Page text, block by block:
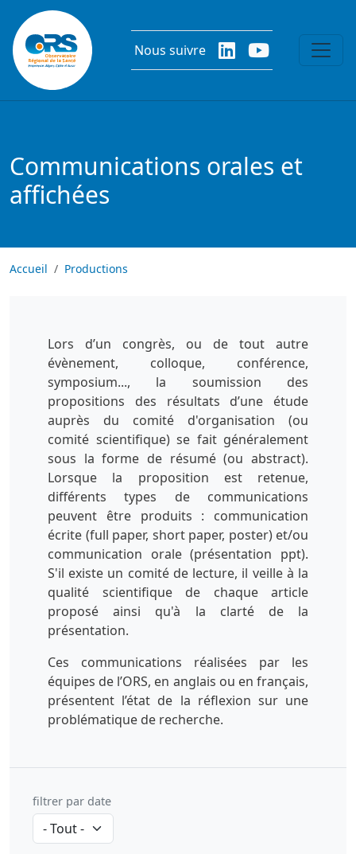
Aller au contenu principal
Nous suivre
Communications orales et
affichées
Accueil Productions
Lors d’un congrès, ou de tout autre
évènement, colloque, conférence,
symposium..., la soumission des
propositions des résultats d’une étude
auprès du comité d'organisation (ou
comité scientifique) se fait généralement
sous la forme de résumé (ou abstract).
Lorsque la proposition est retenue,
différents types de communications
peuvent être produits : communication
écrite (full paper, short paper, poster) et/ou
communication orale (présentation ppt).
S'il existe un comité de lecture, il veille à la
qualité scientifique de chaque article
proposé ainsi qu'à la clarté de la
présentation.
Ces communications réalisées par les
équipes de l’ORS, en anglais ou en français,
présentent l’état de la réflexion sur une
problématique de recherche.
filtrer par date